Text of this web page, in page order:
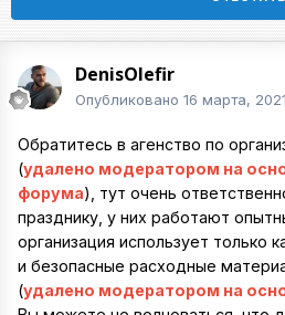
DenisOlefir
Опубликовано 16 марта, 2021
Обратитесь в агенство по
(удалено модератором на
форума), тут очень
празднику, у них работают
организация использует только
и безопасные расходные
(удалено модератором на